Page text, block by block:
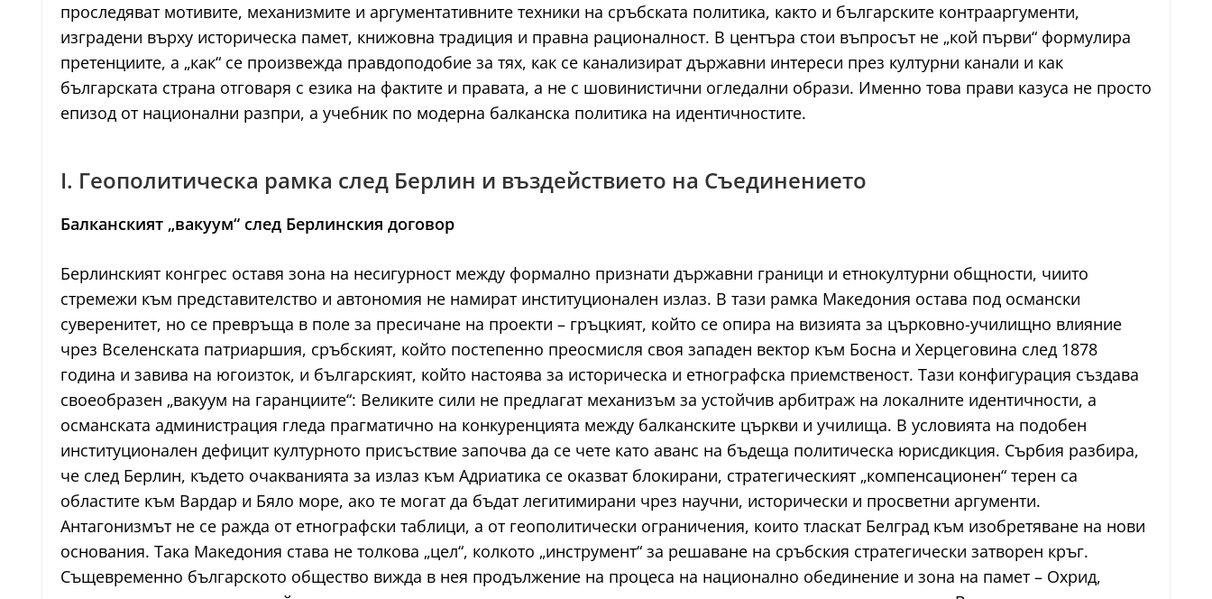
проследяват мотивите, механизмите и аргументативните техники на сръбската политика, както и българските контрааргументи,
изградени върху историческа памет, книжовна традиция и правна рационалност. В центъра стои въпросът не „кой първи“ формулира
претенциите, а „как“ се произвежда правдоподобие за тях, как се канализират държавни интереси през културни канали и как
българската страна отговаря с езика на фактите и правата, а не с шовинистични огледални образи. Именно това прави казуса не просто
епизод от национални разпри, а учебник по модерна балканска политика на идентичностите.
I. Геополитическа рамка след Берлин и въздействието на Съединението
Балканският „вакуум“ след Берлинския договор
Берлинският конгрес оставя зона на несигурност между формално признати държавни граници и етнокултурни общности, чиито
стремежи към представителство и автономия не намират институционален излаз. В тази рамка Македония остава под османски
суверенитет, но се превръща в поле за пресичане на проекти – гръцкият, който се опира на визията за църковно-училищно влияние
чрез Вселенската патриаршия, сръбският, който постепенно преосмисля своя западен вектор към Босна и Херцеговина след 1878
година и завива на югоизток, и българският, който настоява за историческа и етнографска приемственост. Тази конфигурация създава
своеобразен „вакуум на гаранциите“: Великите сили не предлагат механизъм за устойчив арбитраж на локалните идентичности, а
османската администрация гледа прагматично на конкуренцията между балканските църкви и училища. В условията на подобен
институционален дефицит културното присъствие започва да се чете като аванс на бъдеща политическа юрисдикция. Сърбия разбира,
че след Берлин, където очакванията за излаз към Адриатика се оказват блокирани, стратегическият „компенсационен“ терен са
областите към Вардар и Бяло море, ако те могат да бъдат легитимирани чрез научни, исторически и просветни аргументи.
Антагонизмът не се ражда от етнографски таблици, а от геополитически ограничения, които тласкат Белград към изобретяване на нови
основания. Така Македония става не толкова „цел“, колкото „инструмент“ за решаване на сръбския стратегически затворен кръг.
Същевременно българското общество вижда в нея продължение на процеса на национално обединение и зона на памет – Охрид,